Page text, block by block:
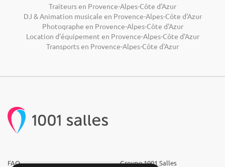
Traiteurs en Provence-Alpes-Côte d'Azur
DJ & Animation musicale en Provence-Alpes-Côte d'Azur
Photographe en Provence-Alpes-Côte d'Azur
Location d'équipement en Provence-Alpes-Côte d'Azur
Transports en Provence-Alpes-Côte d'Azur
FAQ Groupe 1001 Salles